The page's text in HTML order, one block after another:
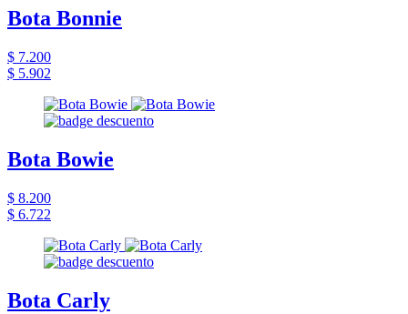
Bota Bonnie
$ 7.200
$ 5.902
Bota Bowie
$ 8.200
$ 6.722
Bota Carly